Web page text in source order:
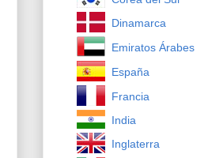
Dinamarca
Emiratos Árabes
España
Francia
India
Inglaterra